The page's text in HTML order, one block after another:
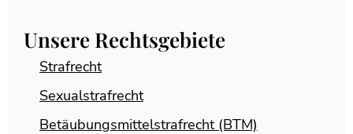
Unsere Rechtsgebiete
Strafrecht
Sexualstrafrecht
Betäubungsmittelstrafrecht (BTM)